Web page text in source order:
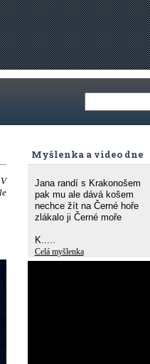
Myšlenka a video dne
Jana randí s Krakonošem
pak mu ale dává košem
nechce žít na Černé hoře
zlákalo ji Černé moře
K.....
Celá myšlenka